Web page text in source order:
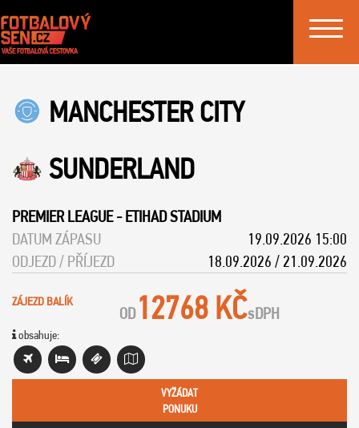
Toggle
MANCHESTER CITY
SUNDERLAND
PREMIER LEAGUE-ETIHAD STADIUM
DATUM ZÁPASU
19.09.2026 15:00
ODJEZD / PŘÍJEZD
18.09.2026 / 21.09.2026
ZÁJEZD BALÍK
obsahuje:
OD 12768 KČsDPH
VYŽÁDAT
PONUKU